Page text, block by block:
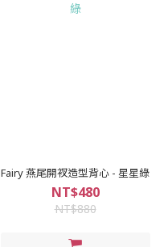
Fairy 燕尾開衩造型背心 - 星星綠
NT$480
NT$880